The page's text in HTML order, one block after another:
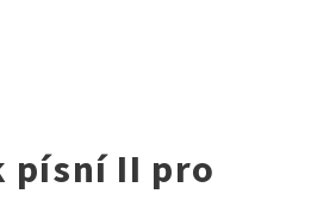
písní II pro